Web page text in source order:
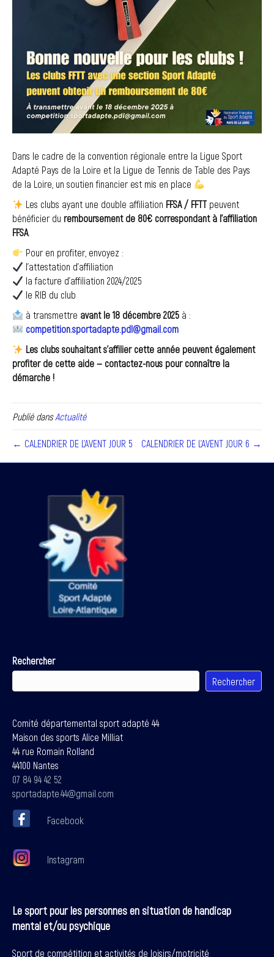
Dans le cadre de la convention régionale entre la Ligue Sport
Adapté Pays de la Loire et la Ligue de Tennis de Table des Pays
de la Loire, un soutien financier est mis en place
Les clubs ayant une double affiliation FFSA / FFTTpeuvent
bénéficier du remboursement de 80€ correspondant à l’affiliation
FFSA.
Pour en profiter, envoyez :
l’attestation d’affiliation
la facture d’affiliation 2024/2025
le RIB du club
à transmettre avant le 18 décembre 2025 à :
competition.sportadapte.pdl@gmail.com
Les clubs souhaitant s’affilier cette année peuvent également
profiter de cette aide — contactez-nous pour connaître la
démarche !
Publié dansActualité
← CALENDRIER DE L’AVENT JOUR 5 CALENDRIER DE L’AVENT JOUR 6 →
Rechercher
Rechercher
Comité départemental sport adapté 44
Maison des sports Alice Milliat
44 rue Romain Rolland
44100 Nantes
07 84 94 42 52
sportadapte.44@gmail.com
Facebook
Instagram
Le sport pour les personnes en situation de handicap
mental et/ou psychique
Sport de compétition et activités de loisirs/motricité